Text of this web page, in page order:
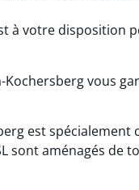
à votre disposition
vous
est
sont aménagés de